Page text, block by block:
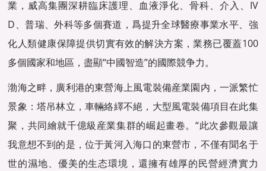
業，威高集團深耕臨床護理、血液淨化、骨科、介入、IV
D、普瑞、外科等多個賽道，爲提升全球醫療事業水平、強
化人類健康保障提供切實有效的解決方案，業務已覆蓋100
多個國家和地區，盡顯“中國智造”的國際競争力。
渤海之畔，廣利港的東營海上風電裝備産業園内，一派繁忙
景象：塔吊林立，車輛絡繹不絕，大型風電裝備項目在此集
聚，共同繪就千億級産業集群的崛起畫卷。“此次參觀最讓
我意想不到的是，位于黃河入海口的東營市，不僅有聞名于
世的濕地、優美的生态環境，還擁有雄厚的民營經濟實力